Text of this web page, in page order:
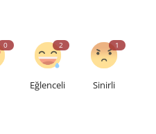
0 2
Eğlenceli
1
Sinirli